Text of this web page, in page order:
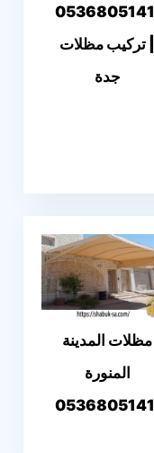
0536805141
| تركيب مظلات
جدة
مظلات المدينة
المنورة
0536805141